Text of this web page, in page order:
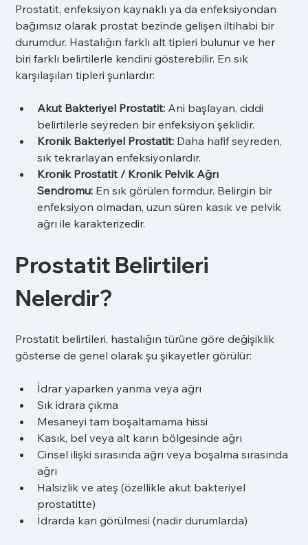
Prostatit, enfeksiyon kaynaklı ya da enfeksiyondan
bağımsız olarak prostat bezinde gelişen iltihabi bir
durumdur. Hastalığın farklı alt tipleri bulunur ve her
biri farklı belirtilerle kendini gösterebilir. En sık
karşılaşılan tipleri şunlardır:
Akut Bakteriyel Prostatit: Ani başlayan, ciddi
belirtilerle seyreden bir enfeksiyon şeklidir.
Kronik Bakteriyel Prostatit: Daha hafif seyreden,
sık tekrarlayan enfeksiyonlardır.
Kronik Prostatit / Kronik Pelvik Ağrı
Sendromu: En sık görülen formdur. Belirgin bir
enfeksiyon olmadan, uzun süren kasık ve pelvik
ağrı ile karakterizedir.
Prostatit Belirtileri
Nelerdir?
Prostatit belirtileri, hastalığın türüne göre değişiklik
gösterse de genel olarak şu şikayetler görülür:
İdrar yaparken yanma veya ağrı
Sık idrara çıkma
Mesaneyi tam boşaltamama hissi
Kasık, bel veya alt karın bölgesinde ağrı
Cinsel ilişki sırasında ağrı veya boşalma sırasında
ağrı
Halsizlik ve ateş (özellikle akut bakteriyel
prostatitte)
İdrarda kan görülmesi (nadir durumlarda)